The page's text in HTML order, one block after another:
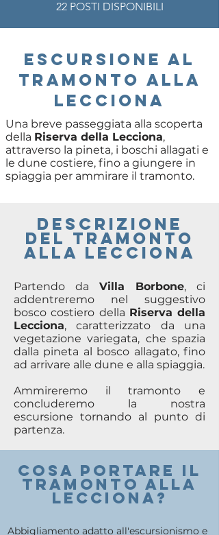
22 POSTI DISPONIBILI
Escursione al
tramonto alla
lecciona
Una breve passeggiata alla scoperta
della Riserva della Lecciona,
attraverso la pineta, i boschi allagati e
le dune costiere, fino a giungere in
spiaggia per ammirare il tramonto.
descrizione
del TRAMONTO
ALLA LECCIONA
Partendo da Villa Borbone, ci
addentreremo nel suggestivo
bosco costiero della Riserva della
Lecciona, caratterizzato da una
vegetazione variegata, che spazia
dalla pineta al bosco allagato, fino
ad arrivare alle dune e alla spiaggia.
Ammireremo il tramonto e
concluderemo la nostra
escursione tornando al punto di
partenza.
COSA PORTARE il
tramonto alla
lecciona?
Abbigliamento adatto all'escursionismo e